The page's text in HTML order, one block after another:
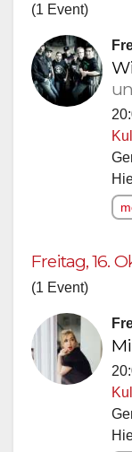
(1 Event)
Freitag, 16.
(1 Event)